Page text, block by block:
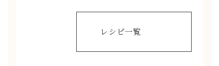
レシピ一覧